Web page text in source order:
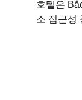
호텔은
소 접근성